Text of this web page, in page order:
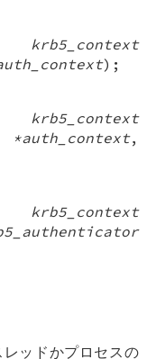
krb5_context
);
krb5_context
*auth_context,
krb5_context
ッドかプロセスの